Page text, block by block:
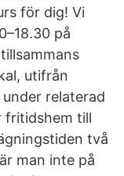
för dig! Vi
på
utifrån
relaterad
fritidshem till
två
man inte på